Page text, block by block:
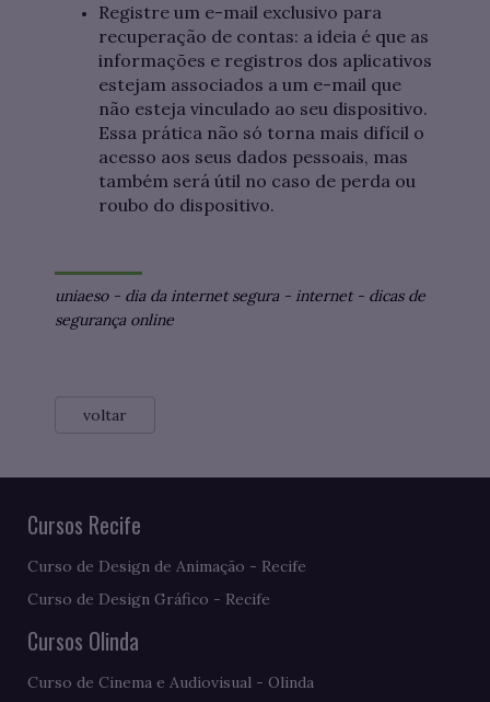
Registre um e-mail exclusivo para
recuperação de contas: a ideia é que as
informações e registros dos aplicativos
estejam associados a um e-mail que
não esteja vinculado ao seu dispositivo.
Essa prática não só torna mais difícil o
acesso aos seus dados pessoais, mas
também será útil no caso de perda ou
roubo do dispositivo.
uniaeso- dia da internet segura - internet- dicas de
segurança online
voltar
Cursos Recife
Curso de Design de Animação - Recife
Curso de Design Gráfico - Recife
Cursos Olinda
Curso de Cinema e Audiovisual - Olinda